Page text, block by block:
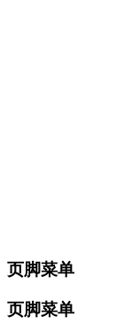
页脚菜单
页脚菜单